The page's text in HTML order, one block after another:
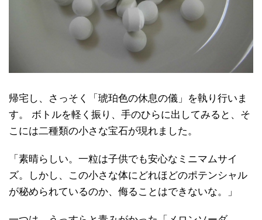
帰宅し、さっそく「琥珀色の休息の儀」を執り行いま
す。 ボトルを軽く振り、手のひらに出してみると、そ
こには二種類の小さな宝石が現れました。
「素晴らしい。一粒は子供でも安心なミニマムサイ
ズ。しかし、この小さな体にどれほどのポテンシャル
が秘められているのか、侮ることはできないな。」